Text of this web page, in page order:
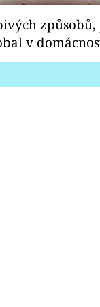
způsobů,
v
a vydrhne